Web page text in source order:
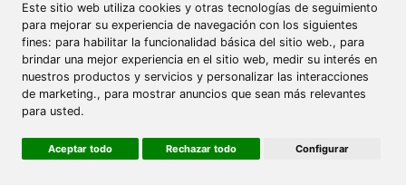
Este sitio web utiliza cookies y otras tecnologías de seguimiento
para mejorar su experiencia de navegación con los siguientes
fines: para habilitar la funcionalidad básica del sitio web., para
brindar una mejor experiencia en el sitio web, medir su interés en
nuestros productos y servicios y personalizar las interacciones
de marketing., para mostrar anuncios que sean más relevantes
para usted.
Aceptar todo Rechazar todo Configurar